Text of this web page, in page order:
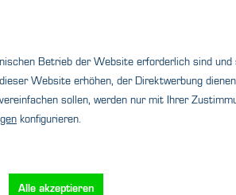
Betrieb der Website erforderlich sind
Website erhöhen, der Direktwerbung
sollen, werden nur mit Ihrer
konfigurieren.
Alle akzeptieren